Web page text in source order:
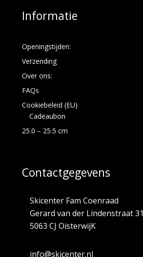
Informatie
Openingstijden:
Verzending
Over ons:
FAQs
Cookiebeleid (EU)
Cadeaubon
25.0 – 25.5 cm
Contactgegevens
Skicenter Fam Coenraad
Gerard van der Lindenstraat 31
5063 CJ OisterwijK
info@skicenter.nl